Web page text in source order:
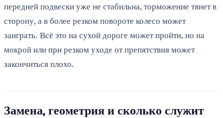
передней подвески уже не стабильна, торможение тянет в
сторону, а в более резком повороте колесо может
заиграть. Всё это на сухой дороге может пройти, но на
мокрой или при резком уходе от препятствия может
закончиться плохо.
Замена, геометрия и сколько служит